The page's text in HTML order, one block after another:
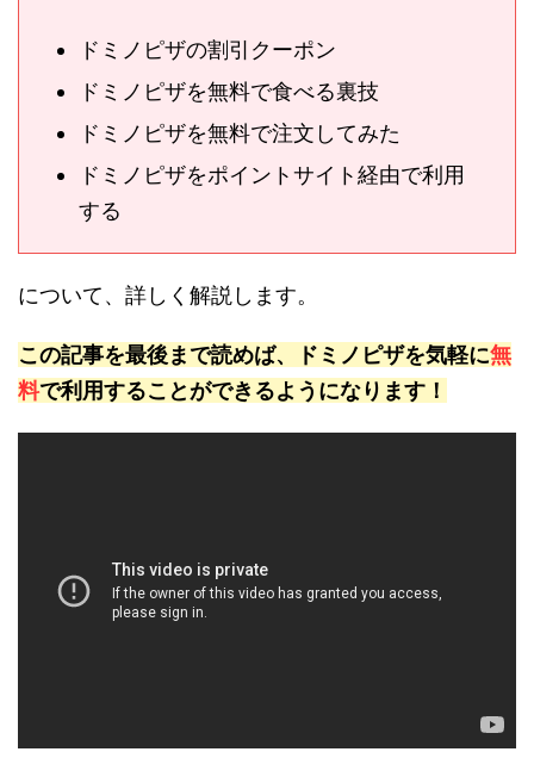
ドミノピザの割引クーポン
ドミノピザを無料で食べる裏技
ドミノピザを無料で注文してみた
ドミノピザをポイントサイト経由で利用
する
について、詳しく解説します。
この記事を最後まで読めば、ドミノピザを気軽に無
料で利用することができるようになります！